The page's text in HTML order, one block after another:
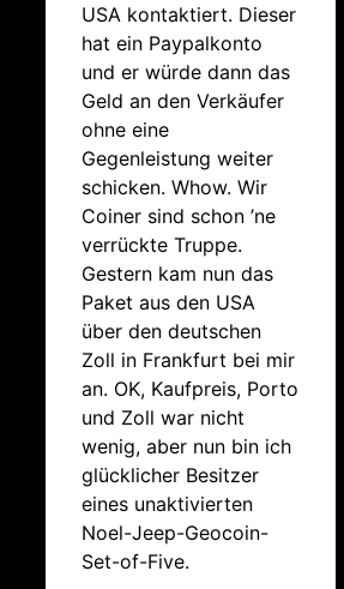
USA kontaktiert. Dieser
hat ein Paypalkonto
und er würde dann das
Geld an den Verkäufer
ohne eine
Gegenleistung weiter
schicken. Whow. Wir
Coiner sind schon ’ne
verrückte Truppe.
Gestern kam nun das
Paket aus den USA
über den deutschen
Zoll in Frankfurt bei mir
an. OK, Kaufpreis, Porto
und Zoll war nicht
wenig, aber nun bin ich
glücklicher Besitzer
eines unaktivierten
Noel-Jeep-Geocoin-
Set-of-Five.